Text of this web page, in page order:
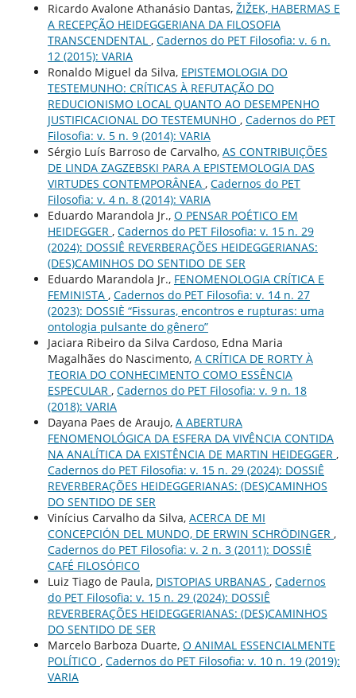
Ricardo Avalone Athanásio Dantas, ŽIŽEK, HABERMAS E
A RECEPÇÃO HEIDEGGERIANA DA FILOSOFIA
TRANSCENDENTAL , Cadernos do PET Filosofia: v. 6 n.
12 (2015): VARIA
Ronaldo Miguel da Silva, EPISTEMOLOGIA DO
TESTEMUNHO: CRÍTICAS À REFUTAÇÃO DO
REDUCIONISMO LOCAL QUANTO AO DESEMPENHO
JUSTIFICACIONAL DO TESTEMUNHO , Cadernos do PET
Filosofia: v. 5 n. 9 (2014): VARIA
Sérgio Luís Barroso de Carvalho, AS CONTRIBUIÇÕES
DE LINDA ZAGZEBSKI PARA A EPISTEMOLOGIA DAS
VIRTUDES CONTEMPORÂNEA , Cadernos do PET
Filosofia: v. 4 n. 8 (2014): VARIA
Eduardo Marandola Jr., O PENSAR POÉTICO EM
HEIDEGGER , Cadernos do PET Filosofia: v. 15 n. 29
(2024): DOSSIÊ REVERBERAÇÕES HEIDEGGERIANAS:
(DES)CAMINHOS DO SENTIDO DE SER
Eduardo Marandola Jr., FENOMENOLOGIA CRÍTICA E
FEMINISTA , Cadernos do PET Filosofia: v. 14 n. 27
(2023): DOSSIÈ “Fissuras, encontros e rupturas: uma
ontologia pulsante do gênero”
Jaciara Ribeiro da Silva Cardoso, Edna Maria
Magalhães do Nascimento, A CRÍTICA DE RORTY À
TEORIA DO CONHECIMENTO COMO ESSÊNCIA
ESPECULAR , Cadernos do PET Filosofia: v. 9 n. 18
(2018): VARIA
Dayana Paes de Araujo, A ABERTURA
FENOMENOLÓGICA DA ESFERA DA VIVÊNCIA CONTIDA
NA ANALÍTICA DA EXISTÊNCIA DE MARTIN HEIDEGGER ,
Cadernos do PET Filosofia: v. 15 n. 29 (2024): DOSSIÊ
REVERBERAÇÕES HEIDEGGERIANAS: (DES)CAMINHOS
DO SENTIDO DE SER
Vinícius Carvalho da Silva, ACERCA DE MI
CONCEPCIÓN DEL MUNDO, DE ERWIN SCHRÖDINGER ,
Cadernos do PET Filosofia: v. 2 n. 3 (2011): DOSSIÊ
CAFÉ FILOSÓFICO
Luiz Tiago de Paula, DISTOPIAS URBANAS , Cadernos
do PET Filosofia: v. 15 n. 29 (2024): DOSSIÊ
REVERBERAÇÕES HEIDEGGERIANAS: (DES)CAMINHOS
DO SENTIDO DE SER
Marcelo Barboza Duarte, O ANIMAL ESSENCIALMENTE
POLÍTICO , Cadernos do PET Filosofia: v. 10 n. 19 (2019):
VARIA